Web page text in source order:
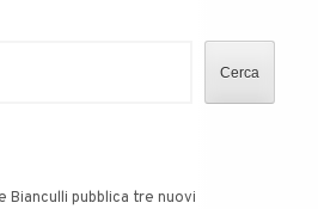
Cerca
Bianculli pubblica tre nuovi